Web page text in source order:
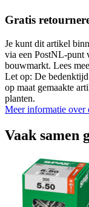
Gratis
Je kunt dit artikel
via een PostNL-punt
bouwmarkt. Lees
Let op: De
op maat gemaakte
planten.
Meer informatie over
Vaak samen